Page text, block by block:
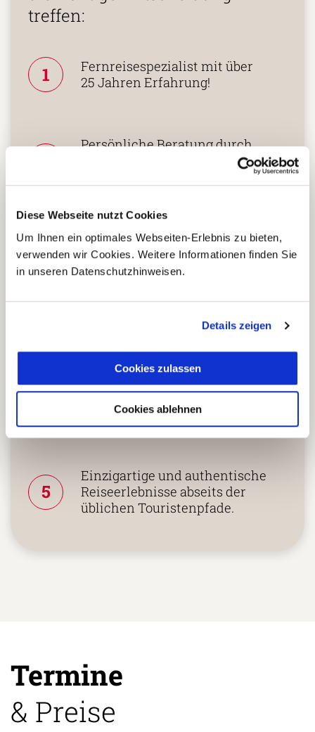
Diese Webseite nutzt Cookies
Um Ihnen ein optimales Webseiten-Erlebnis zu bieten,
verwenden wir Cookies. Weitere Informationen finden Sie
in unseren Datenschutzhinweisen.
Details zeigen
Cookies zulassen
Cookies ablehnen
treffen:
1
Fernreisespezialist mit über
25 Jahren Erfahrung!
Persönliche Beratung durch
3
Mehrfach mit
Tourismuspreisen
ausgezeichnet und als
zertifiziert.
4
Zusammenarbeit in den
Reiseländern nur mit eigenen
Agenturen oder langjährigen
lokalen Partnern.
5
Einzigartige und authentische
Reiseerlebnisse abseits der
üblichen Touristenpfade.
Termine
& Preise